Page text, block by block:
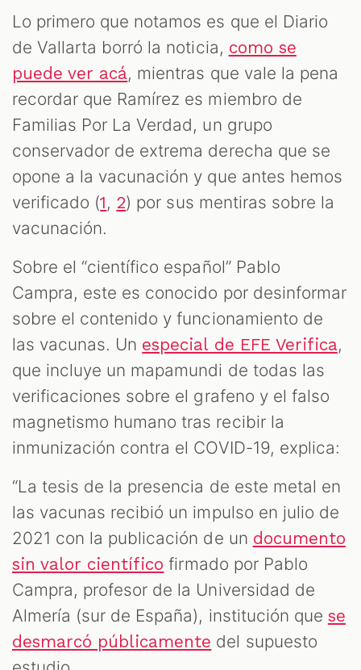
Lo primero que notamos es que el Diario
de Vallarta borró la noticia, como se
puede ver acá, mientras que vale la pena
recordar que Ramírez es miembro de
Familias Por La Verdad, un grupo
conservador de extrema derecha que se
opone a la vacunación y que antes hemos
verificado (1, 2) por sus mentiras sobre la
vacunación.
Sobre el “científico español” Pablo
Campra, este es conocido por desinformar
sobre el contenido y funcionamiento de
las vacunas. Un especial de EFE Verifica,
que incluye un mapamundi de todas las
verificaciones sobre el grafeno y el falso
magnetismo humano tras recibir la
inmunización contra el COVID-19, explica:
“La tesis de la presencia de este metal en
las vacunas recibió un impulso en julio de
2021 con la publicación de un documento
sin valor científico firmado por Pablo
Campra, profesor de la Universidad de
Almería (sur de España), institución que se
desmarcó públicamente del supuesto